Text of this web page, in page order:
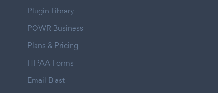
Plugin Library
POWR Business
Plans & Pricing
HIPAA Forms
Email Blast